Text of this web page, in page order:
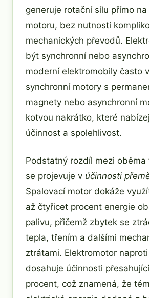
generuje rotační sílu přímo
motoru, bez nutnosti
mechanických převodů.
být synchronní nebo
moderní elektromobily často
synchronní motory s
magnety nebo asynchronní
kotvou nakrátko, které
účinnost a spolehlivost.
Podstatný rozdíl mezi oběma
se projevuje v účinnosti
Spalovací motor dokáže
až čtyřicet procent energie
palivu, přičemž zbytek se
tepla, třením a dalšími
ztrátami. Elektromotor
dosahuje účinnosti
procent, což znamená, že